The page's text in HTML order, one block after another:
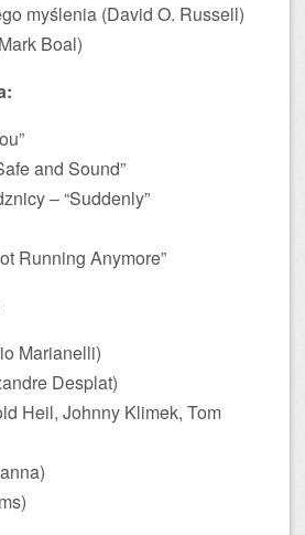
myślenia (David O. Russell)
Boal)
and Sound”
– “Suddenly”
Running Anymore”
Marianelli)
Desplat)
Heil, Johnny Klimek, Tom